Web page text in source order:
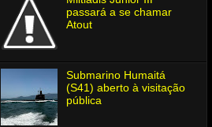
passará a se chamar
Atout
Submarino Humaitá
(S41) aberto à visitação
pública